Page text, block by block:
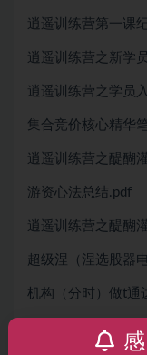
逍遥训练营第一课
逍遥训练营之新学
逍遥训练营之学员
集合竞价核心精华
逍遥训练营之醍醐
游资心法总结.pdf
逍遥训练营之醍醐
超级涅（涅选股器
机构（分时）做t通
机构趋势通达信电